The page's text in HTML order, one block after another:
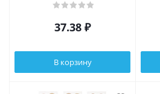
37.38 ₽
В корзину